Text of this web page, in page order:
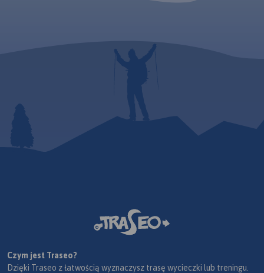
Czym jest Traseo?
Dzięki Traseo z łatwością wyznaczysz trasę wycieczki lub treningu.